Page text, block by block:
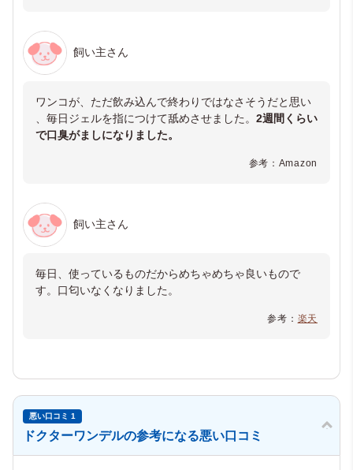
飼い主さん
ワンコが、ただ飲み込んで終わりではなさそうだと思い
、毎日ジェルを指につけて舐めさせました。 2週間くらい
で口臭がましになりました。
参考：Amazon
飼い主さん
毎日、使っているものだからめちゃめちゃ良いもので
す。口匂いなくなりました。
参考： 楽天
悪い口コミ 1
ドクターワンデルの参考になる悪い口コミ